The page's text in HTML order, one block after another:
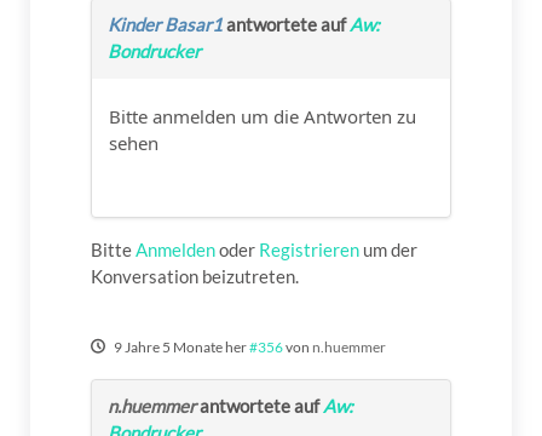
Kinder Basar1antwortete aufAw:
Bondrucker
Bitte anmelden um die Antworten zu
sehen
BitteAnmeldenoder Registrieren um der
Konversation beizutreten.
9 Jahre 5 Monate her#356von n.huemmer
n.huemmerantwortete aufAw: